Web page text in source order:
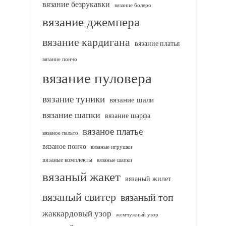
вязание безрукавки вязание болеро
вязание джемпера
вязание кардигана вязание платья
вязание пончо
вязание пуловера
вязание туники вязание шали
вязание шапки вязание шарфа
вязаное пальто вязаное платье
вязаное пончо вязаные игрушки
вязаные комплекты
вязаные шапки
вязаный жакет вязаный жилет
вязаный свитер вязаный топ
жаккардовый узор жемчужный узор